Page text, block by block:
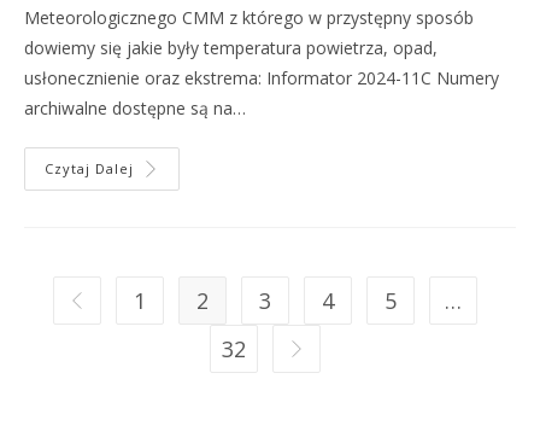
Meteorologicznego CMM z którego w przystępny sposób
dowiemy się jakie były temperatura powietrza, opad,
usłonecznienie oraz ekstrema: Informator 2024-11C Numery
archiwalne dostępne są na…
Czytaj Dalej
1 2 3 4 5
…
32